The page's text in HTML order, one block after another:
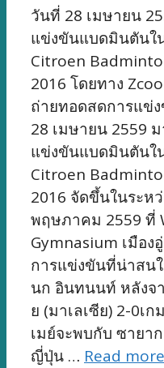
วันที่ 28 เมษายน
แข่งขันแบดมินตันใ
Citroen
2016 โดยทาง
ถ่ายทอดสดการแข่
28 เมษายน 2559
แข่งขันแบดมินตันใ
Citroen
2016 จัดขึ้นในระห
พฤษภาคม 2559 ที่
Gymnasium เมือ
การแข่งขันที่น่าสน
นก อินทนนท์ หลังจ
ย (มาเลเซีย) 2-0เ
เมย์จะพบกับ ซายา
ญี่ปุ่น … Read more